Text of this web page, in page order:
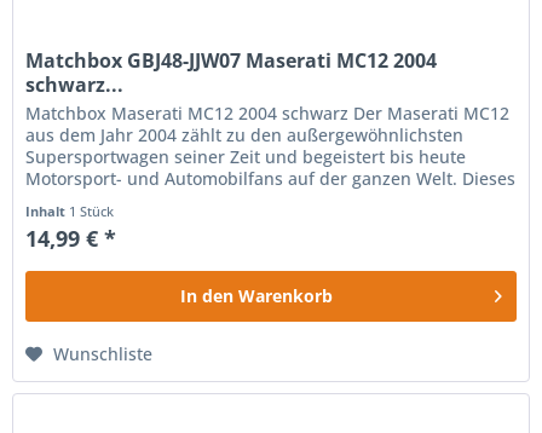
Matchbox GBJ48-JJW07 Maserati MC12 2004
schwarz...
Matchbox Maserati MC12 2004 schwarz Der Maserati MC12
aus dem Jahr 2004 zählt zu den außergewöhnlichsten
Supersportwagen seiner Zeit und begeistert bis heute
Motorsport- und Automobilfans auf der ganzen Welt. Dieses
Inhalt 1 Stück
14,99 € *
In den Warenkorb
Wunschliste